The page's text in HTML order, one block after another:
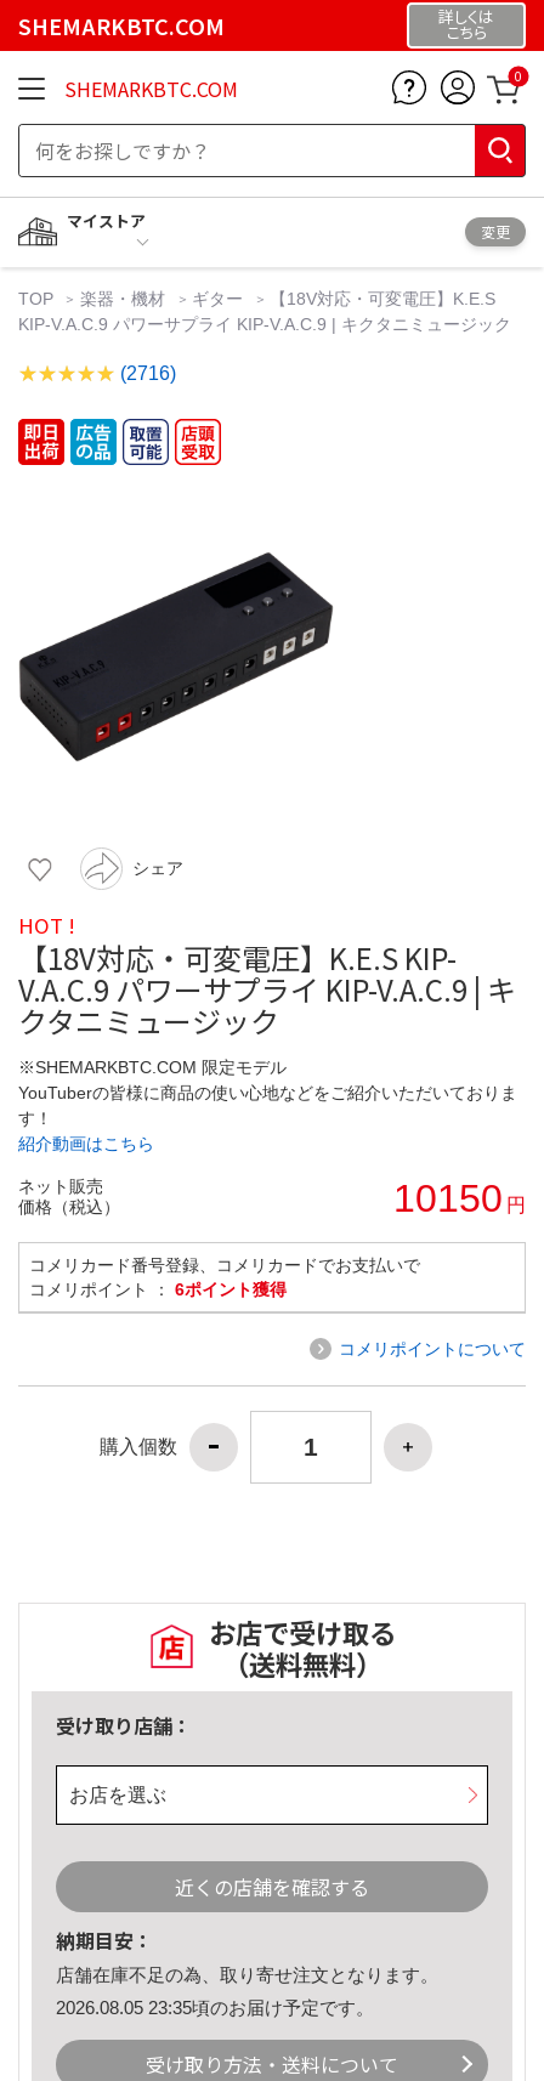
SHEMARKBTC.COM 詳しくは
こちら
SHEMARKBTC.COM 0
マイストア
変更
TOP 楽器・機材 ギター
【18V対応・可変電圧】K.E.S
KIP-V.A.C.9 パワーサプライ KIP-V.A.C.9 | キクタニミュージック
(2716)
シェア
HOT !
【18V対応・可変電圧】K.E.S KIP-
V.A.C.9 パワーサプライ KIP-V.A.C.9 | キ
クタニミュージック
※SHEMARKBTC.COM 限定モデル
YouTuberの皆様に商品の使い心地などをご紹介いただいておりま
す！
紹介動画はこちら
ネット販売
価格（税込）
10150 円
コメリカード番号登録、コメリカードでお支払いで
コメリポイント ： 6ポイント獲得
コメリポイントについて
購入個数
お店で受け取る
（送料無料）
受け取り店舗：
お店を選ぶ
近くの店舗を確認する
納期目安：
店舗在庫不足の為、取り寄せ注文となります。
2026.08.05 23:35頃のお届け予定です。
受け取り方法・送料について